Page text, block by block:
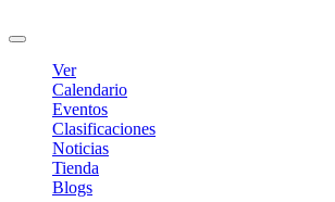
Ver
Calendario
Eventos
Clasificaciones
Noticias
Tienda
Blogs